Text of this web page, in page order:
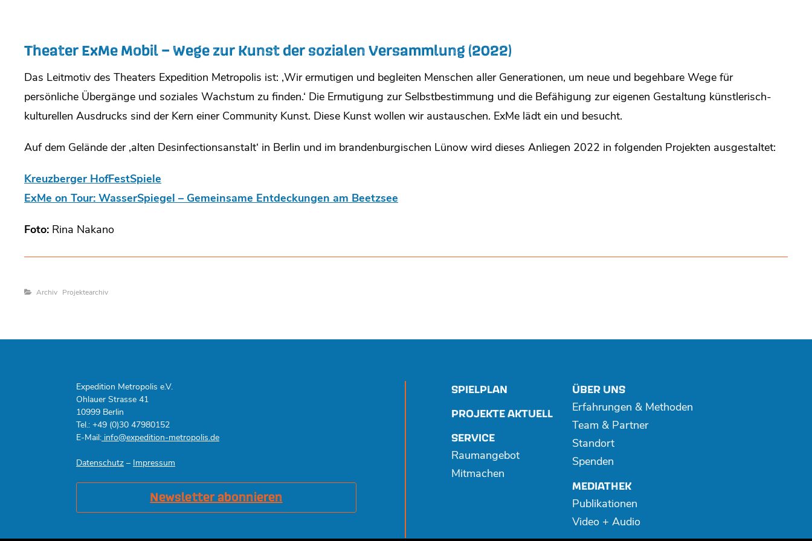
Theater ExMe Mobil – Wege zur Kunst der sozialen Versammlung (2022)
Das Leitmotiv des Theaters Expedition Metropolis ist: ‚Wir ermutigen und begleiten Menschen aller Generationen, um neue und begehbare Wege für
persönliche Übergänge und soziales Wachstum zu finden.‘ Die Ermutigung zur Selbstbestimmung und die Befähigung zur eigenen Gestaltung künstlerisch-
kulturellen Ausdrucks sind der Kern einer Community Kunst. Diese Kunst wollen wir austauschen. ExMe lädt ein und besucht.
Auf dem Gelände der ‚alten Desinfectionsanstalt‘ in Berlin und im brandenburgischen Lünow wird dieses Anliegen 2022 in folgenden Projekten ausgestaltet:
Kreuzberger HofFestSpiele
ExMe on Tour: WasserSpiegel – Gemeinsame Entdeckungen am Beetzsee
Foto: Rina Nakano
Categories
Archiv Projektearchiv
Expedition Metropolis e.V.
Ohlauer Strasse 41
10999 Berlin
Tel.: +49 (0)30 47980152
E-Mail: info@expedition-metropolis.de
Datenschutz – Impressum
Newsletter abonnieren
SPIELPLAN
PROJEKTE AKTUELL
SERVICE
Raumangebot
Mitmachen
ÜBER UNS
Erfahrungen & Methoden
Team & Partner
Standort
Spenden
MEDIATHEK
Publikationen
Video + Audio